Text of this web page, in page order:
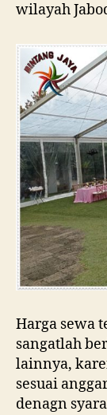
wilayah
Harga sewa
sangatlah
lainnya,
sesuai
denagn